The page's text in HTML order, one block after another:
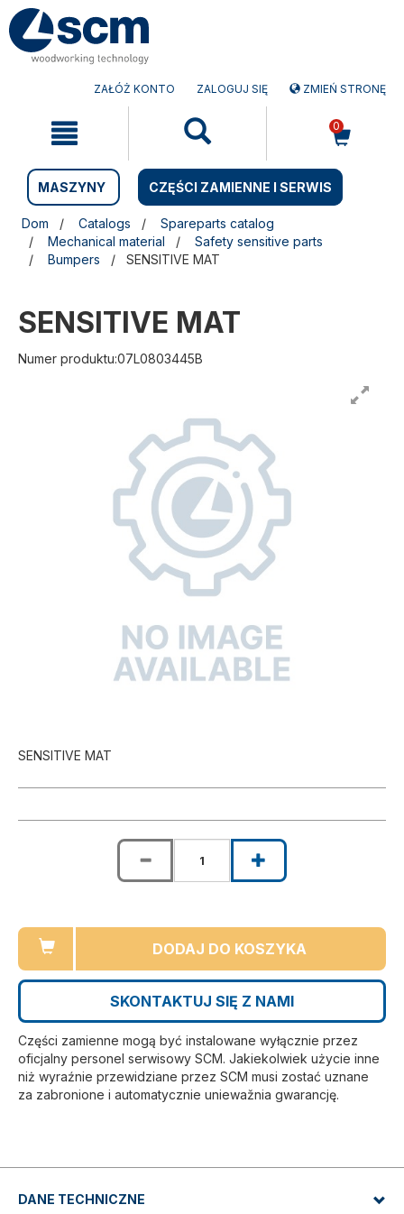
Przejdź
do
treści
Przejdź
do
menu
nawigacyjnego
ZAŁÓŻ KONTO ZALOGUJ SIĘ ZMIEŃ STRONĘ
0
MASZYNY CZĘŚCI ZAMIENNE I SERWIS
Dom Catalogs
Spareparts catalog
Mechanical material
Safety sensitive parts
Bumpers
SENSITIVE MAT
SENSITIVE MAT
Numer produktu:07L0803445B
SENSITIVE MAT
DODAJ DO KOSZYKA
SKONTAKTUJ SIĘ Z NAMI
Części zamienne mogą być instalowane wyłącznie przez
oficjalny personel serwisowy SCM. Jakiekolwiek użycie inne
niż wyraźnie przewidziane przez SCM musi zostać uznane
za zabronione i automatycznie uniewažnia gwarancję.
DANE TECHNICZNE